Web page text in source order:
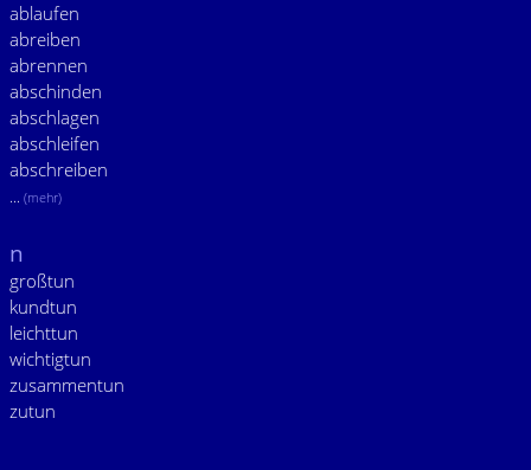
ablaufen
abreiben
abrennen
abschinden
abschlagen
abschleifen
abschreiben
... (mehr)
n
großtun
kundtun
leichttun
wichtigtun
zusammentun
zutun